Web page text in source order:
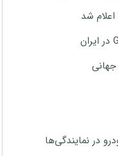
شد
جهانی